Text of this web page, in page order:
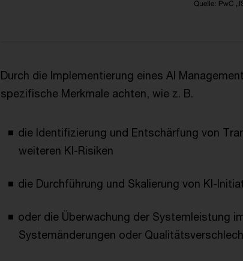
Durch die Implementierung eines AI
spezifische Merkmale achten, wie z. B.
die Identifizierung und Entschärfung von
weiteren KI-Risiken
die Durchführung und Skalierung von KI-
oder die Überwachung der Systemleistung
Systemänderungen oder